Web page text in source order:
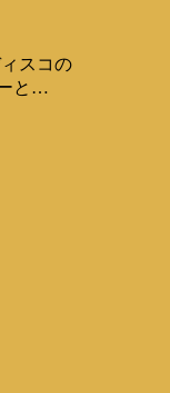
スコの
ーと…